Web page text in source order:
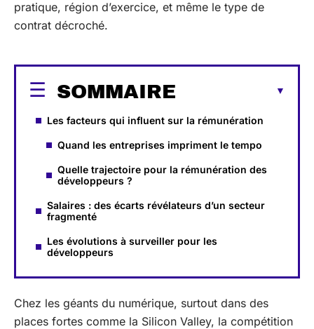
pratique, région d’exercice, et même le type de
contrat décroché.
SOMMAIRE
Les facteurs qui influent sur la rémunération
Quand les entreprises impriment le tempo
Quelle trajectoire pour la rémunération des
développeurs ?
Salaires : des écarts révélateurs d’un secteur
fragmenté
Les évolutions à surveiller pour les
développeurs
Chez les géants du numérique, surtout dans des
places fortes comme la Silicon Valley, la compétition